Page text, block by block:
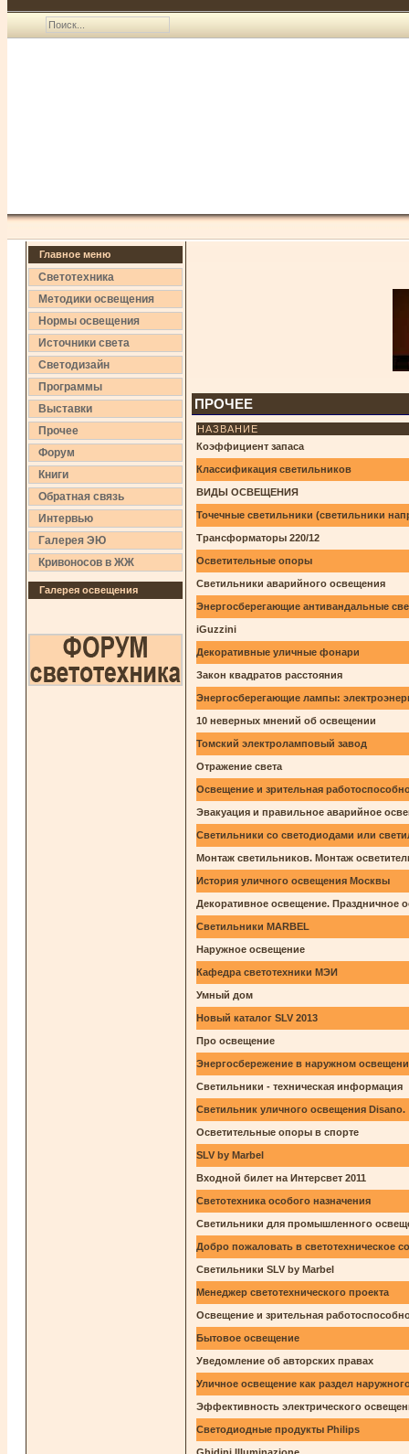
Главное меню
Светотехника
Методики освещения
Нормы освещения
Источники света
Светодизайн
Программы
Выставки
Прочее
Форум
Книги
Обратная связь
Интервью
Галерея ЭЮ
Кривоносов в ЖЖ
Галерея освещения
ПРОЧЕЕ
НАЗВАНИЕ
Коэффициент запаса
Классификация светильников
ВИДЫ ОСВЕЩЕНИЯ
Точечные светильники (светильники
Трансформаторы 220/12
Осветительные опоры
Светильники аварийного освещения
Энергосберегающие антивандальные
iGuzzini
Декоративные уличные фонари
Закон квадратов расстояния
Энергосберегающие лампы:
10 неверных мнений об освещении
Томский электроламповый завод
Отражение света
Освещение и зрительная
Эвакуация и правильное аварийное
Светильники со светодиодами или
Монтаж светильников. Монтаж
История уличного освещения Москвы
Декоративное освещение. Праздничное
Светильники MARBEL
Наружное освещение
Кафедра светотехники МЭИ
Умный дом
Новый каталог SLV 2013
Про освещение
Энергосбережение в наружном
Светильники - техническая информация
Светильник уличного освещения Disano.
Осветительные опоры в спорте
SLV by Marbel
Входной билет на Интерсвет 2011
Светотехника особого назначения
Светильники для промышленного
Добро пожаловать в светотехническое
Светильники SLV by Marbel
Менеджер светотехнического проекта
Освещение и зрительная
Бытовое освещение
Уведомление об авторских правах
Уличное освещение как раздел
Эффективность электрического
Светодиодные продукты Philips